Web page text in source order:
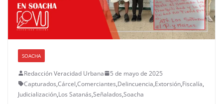
SOACHA
Redacción Veracidad Urbana
5 de mayo de 2025
Capturados,Cárcel,Comerciantes,Delincuencia,Extorsión,Fiscalía,
Judicialización,Los Satanás,Señalados,Soacha